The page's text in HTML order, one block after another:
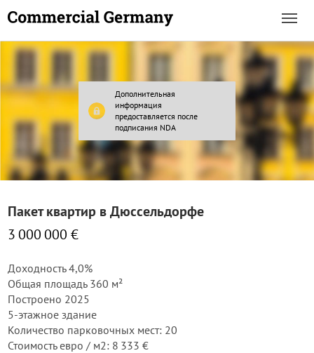
Дополнительная
информация
предоставляется после
подписания NDA
Пакет квартир в Дюссельдорфе
3 000 000 €
Доходность 4,0%
Общая площадь 360 м²
Построено 2025
5-этажное здание
Количество парковочных мест: 20
Стоимость евро / м2: 8 333 €